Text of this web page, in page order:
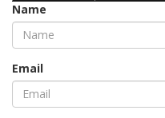
Name
Email